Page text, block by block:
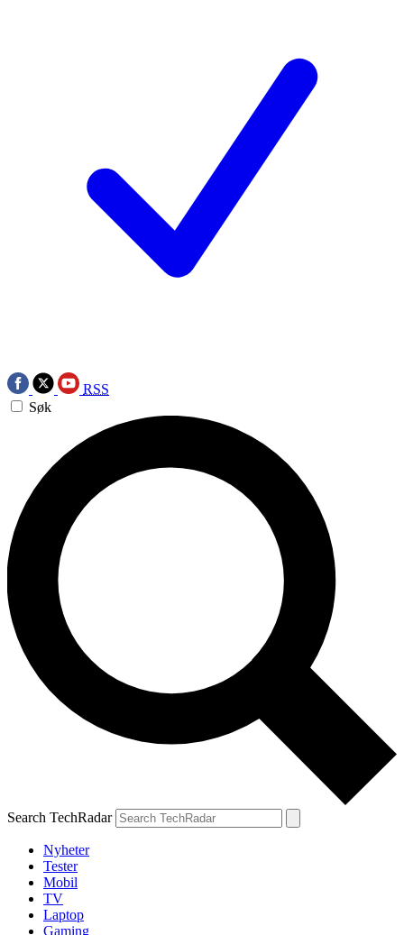
RSS
Søk
Search TechRadar
Nyheter
Tester
Mobil
TV
Laptop
Gaming